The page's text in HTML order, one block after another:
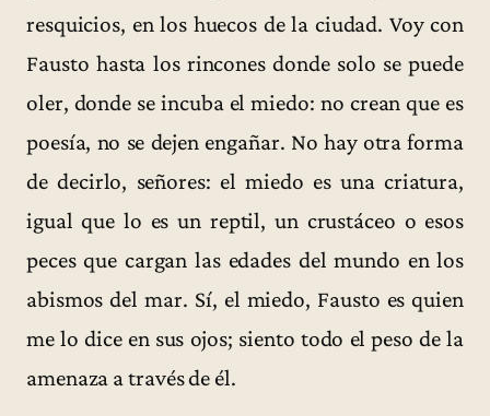
resquicios, en los huecos de la ciudad. Voy con
Fausto hasta los rincones donde solo se puede
oler, donde se incuba el miedo: no crean que es
poesía, no se dejen engañar. No hay otra forma
de decirlo, señores: el miedo es una criatura,
igual que lo es un reptil, un crustáceo o esos
peces que cargan las edades del mundo en los
abismos del mar. Sí, el miedo, Fausto es quien
me lo dice en sus ojos; siento todo el peso de la
amenaza a través de él.